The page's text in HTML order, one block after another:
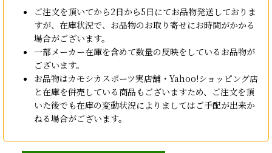
ご注文を頂いてから2日から5日にてお品物発送しておりま
すが、在庫状況で、お品物のお取り寄せにお時間がかかる
場合がございます。
一部メーカー在庫を含めて数量の反映をしているお品物が
ございます。
お品物はカモシカスポーツ実店舗・Yahoo!ショッピング店
と在庫を併売している商品もございますため、ご注文を頂
いた後でも在庫の変動状況によりましてはご手配が出来か
ねる場合がございます。